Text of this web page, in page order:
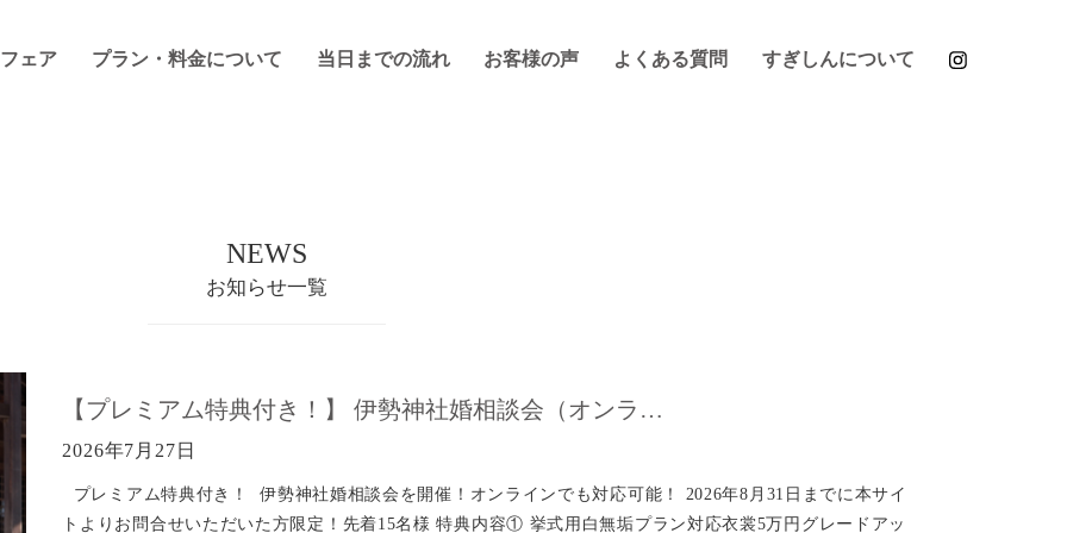
ェア プラン・料金について 当日までの流れ お客様の声 よくある質問 すぎしんについて
NEWS
お知らせ一覧
【プレミアム特典付き！】 伊勢神社婚相談会（オンラ…
2026年7月27日
プレミアム特典付き！ 伊勢神社婚相談会を開催！オンラインでも対応可能！ 2026年8月31日までに本サイ
トよりお問合せいただいた方限定！先着15名様 特典内容① 挙式用白無垢プラン対応衣裳5万円グレードアッ